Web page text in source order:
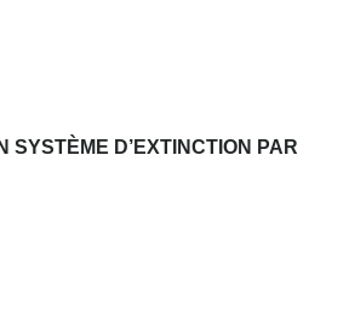
SYSTÈME D’EXTINCTION PAR